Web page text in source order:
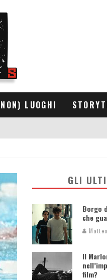
LUOGHI
GLI
Borgo
che
Il
film?